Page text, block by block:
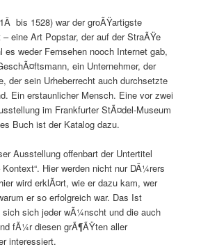
bis 1528) war der groÃŸartigste
eine Art Popstar, der auf der StraÃŸe
es weder Fernsehen nooch Internet gab,
ein Unternehmer, der
der sein Urheberrecht auch durchsetzte
Ein erstaunlicher Mensch. Eine vor zwei
im Frankfurter StÃ¤del-Museum
Buch ist der Katalog dazu.
Ausstellung offenbart der Untertitel
Hier werden nicht nur DÃ¼rers
wird erklÃ¤rt, wie er dazu kam, wer
er so erfolgreich war. Das Ist
sich jeder wÃ¼nscht und die auch
fÃ¼r diesen grÃ¶ÃŸten aller
interessiert.